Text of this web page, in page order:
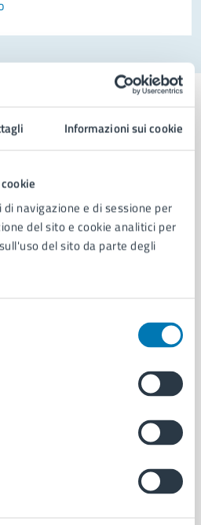
Informazioni sui cookie
navigazione e di sessione per
del sito e cookie analitici per
del sito da parte degli